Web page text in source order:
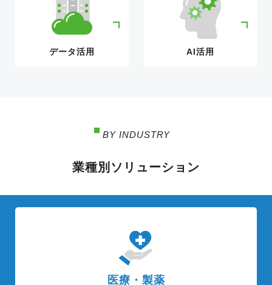
データ活用 AI活用
BY INDUSTRY
業種別ソリューション
医療・製薬